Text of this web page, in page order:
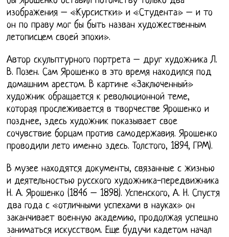
изображения – «Курсистки» и «Студента» – и то
он по праву мог бы быть назван художественным
летописцем своей эпохи».
Автор скульптурного портрета – друг художника Л.
В. Позен. Сам Ярошенко в это время находился под
домашним арестом. В картине «Заключенный»
художник обращается к революционной теме,
которая прослеживается в творчестве Ярошенко и
позднее, здесь художник показывает свое
сочувствие борцам против самодержавия. Ярошенко
проводили лето именно здесь. Толстого, 1894, ГРМ).
В музее находятся документы, связанные с жизнью
и деятельностью русского художника-передвижника
Н. А. Ярошенко (1846 – 1898). Успенского, А. Н. Спустя
два года с «отличными успехами в науках» он
заканчивает военную академию, продолжая успешно
заниматься искусством. Еще будучи кадетом начал